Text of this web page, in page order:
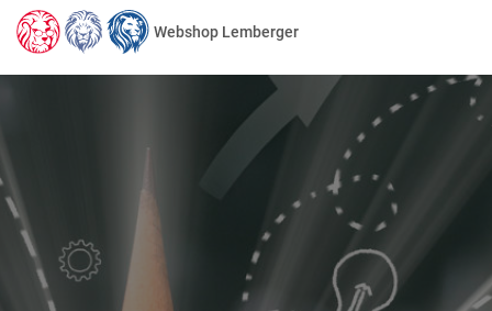
Webshop Lemberger